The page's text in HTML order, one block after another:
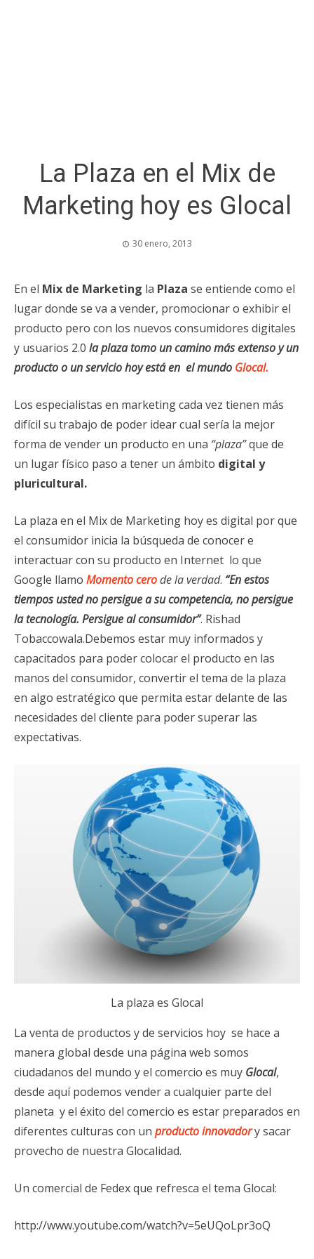
La Plaza en el Mix de
Marketing hoy es Glocal
30 enero, 2013
En el Mix de Marketing la Plaza se entiende como el
lugar donde se va a vender, promocionar o exhibir el
producto pero con los nuevos consumidores digitales
y usuarios 2.0 la plaza tomo un camino más extenso y un
producto o un servicio hoy está en el mundo Glocal.
Los especialistas en marketing cada vez tienen más
difícil su trabajo de poder idear cual sería la mejor
forma de vender un producto en una “plaza”que de
un lugar físico paso a tener un ámbito digital y
pluricultural.
La plaza en el Mix de Marketing hoy es digital por que
el consumidor inicia la búsqueda de conocer e
interactuar con su producto en Internet lo que
Google llamo Momento cerode la verdad. “En estos
tiempos usted no persigue a su competencia, no persigue
la tecnología. Persigue al consumidor”. Rishad
Tobaccowala.Debemos estar muy informados y
capacitados para poder colocar el producto en las
manos del consumidor, convertir el tema de la plaza
en algo estratégico que permita estar delante de las
necesidades del cliente para poder superar las
expectativas.
La plaza es Glocal
La venta de productos y de servicios hoy se hace a
manera global desde una página web somos
ciudadanos del mundo y el comercio es muy Glocal,
desde aquí podemos vender a cualquier parte del
planeta y el éxito del comercio es estar preparados en
diferentes culturas con un producto innovadory sacar
provecho de nuestra Glocalidad.
Un comercial de Fedex que refresca el tema Glocal:
http://www.youtube.com/watch?v=5eUQoLpr3oQ